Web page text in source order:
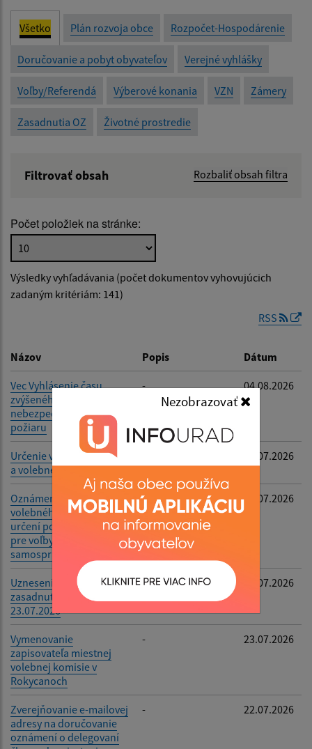
Nezobrazovať
Všetko Plán rozvoja obce Rozpočet-Hospodárenie
Doručovanie a pobyt obyvateľov Verejné vyhlášky
Voľby/Referendá Výberové konania VZN Zámery
Zasadnutia OZ Životné prostredie
Filtrovať obsah Rozbaliť obsah filtra
Popis:
Dátum zverejnenia od:
Reset
Počet položiek na stránke:
Výsledky vyhľadávania (počet dokumentov vyhovujúcich
zadaným kritériám: 141)
RSS
Názov Popis Dátum
Vec Vyhlásenie času
zvýšeného
nebezpečenstva vzniku
požiaru
- 04.08.2026
Určenie volebné okrsku
a volebnej miestnosti
24.07.2026
Oznámenie o utvorení
volebného obvodu a o
určení počtu poslancov
pre voľby do orgánov
samosprávy obcí
- 23.07.2026
Uznesenia zo XXII.
zasadnutia zo dňa
23.07.2026
- 23.07.2026
Vymenovanie
zapisovateľa miestnej
volebnej komisie v
Rokycanoch
- 23.07.2026
Zverejňovanie e-mailovej
adresy na doručovanie
oznámení o delegovaní
- 22.07.2026